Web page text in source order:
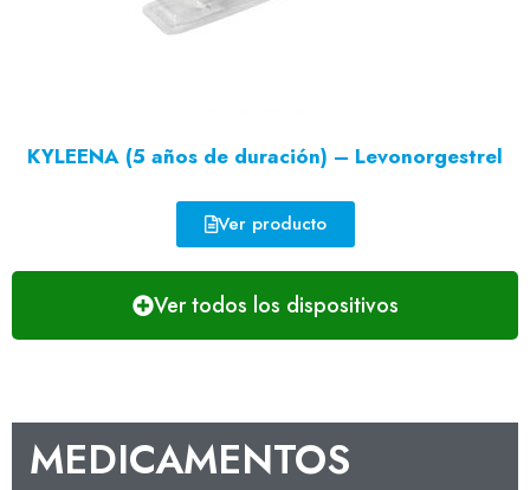
KYLEENA (5 años de duración) – Levonorgestrel
Ver producto
Ver todos los dispositivos
MEDICAMENTOS